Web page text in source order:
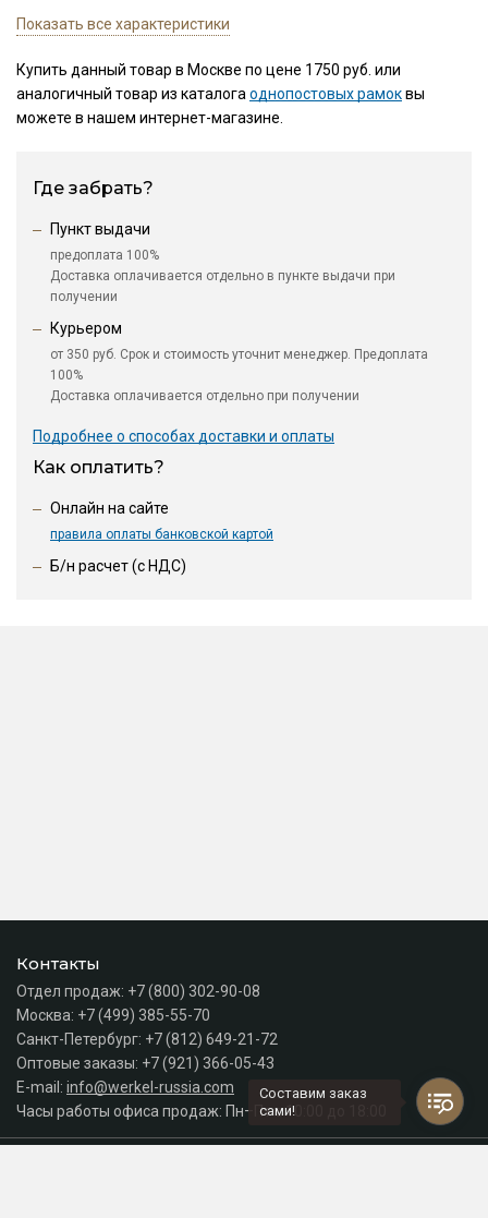
Показать все характеристики
Купить данный товар в Москве по цене 1750 руб. или
аналогичный товар из каталогаоднопостовых рамоквы
можете в нашем интернет-магазине.
Где забрать?
Пункт выдачи
предоплата 100%
Доставка оплачивается отдельно в пункте выдачи при
получении
Курьером
от 350 руб. Срок и стоимость уточнит менеджер. Предоплата
100%
Доставка оплачивается отдельно при получении
Подробнее о способах доставки и оплаты
Как оплатить?
Онлайн на сайте
правила оплаты банковской картой
Б/н расчет (c НДС)
Контакты
Отдел продаж: +7 (800) 302-90-08
Москва: +7 (499) 385-55-70
Санкт-Петербург: +7 (812) 649-21-72
Оптовые заказы: +7 (921) 366-05-43
E-mail: info@werkel-russia.com
Часы работы офиса продаж: Пн–Пт с 10:00 до 18:00
Составим заказ
сами!